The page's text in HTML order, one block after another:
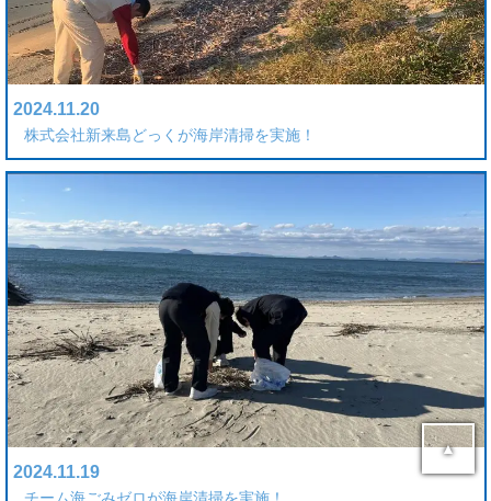
2024.11.20
株式会社新来島どっくが海岸清掃を実施！
2024.11.19
▲